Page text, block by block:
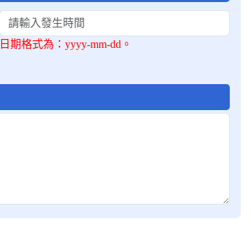
日期格式為：yyyy-mm-dd。